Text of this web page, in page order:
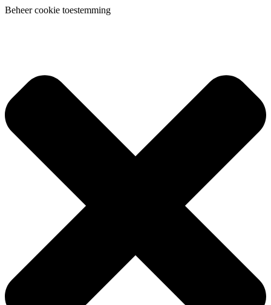
Beheer cookie toestemming